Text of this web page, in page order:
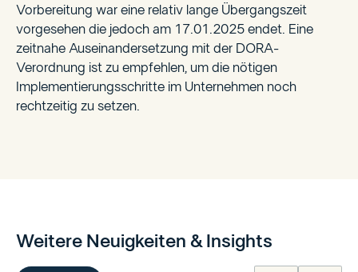
Vorbereitung war eine relativ lange Übergangszeit
vorgesehen die jedoch am 17.01.2025 endet. Eine
zeitnahe Auseinandersetzung mit der DORA-
Verordnung ist zu empfehlen, um die nötigen
Implementierungsschritte im Unternehmen noch
rechtzeitig zu setzen.
Weitere Neuigkeiten & Insights